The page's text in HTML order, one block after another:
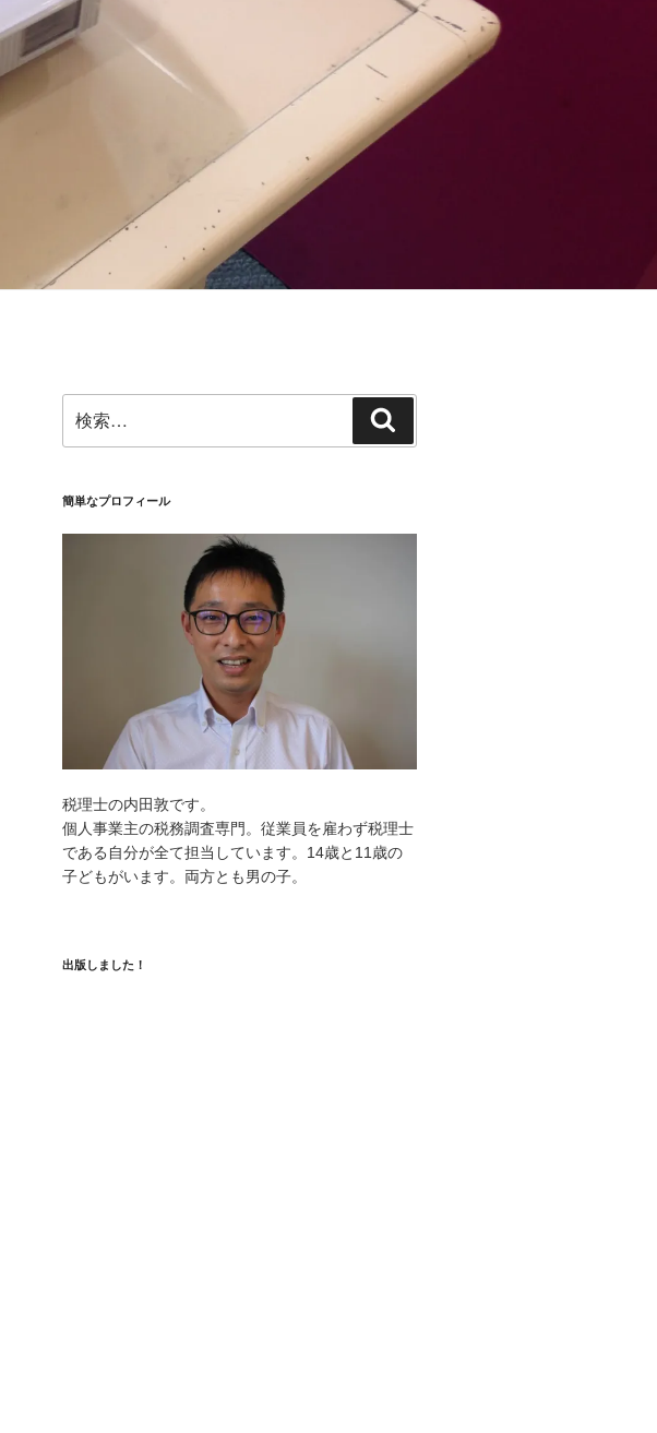
索:
索
簡単なプロフィール
税理士の内田敦です。
個人事業主の税務調査専門。従業員を雇わず税理士
である自分が全て担当しています。14歳と11歳の
子どもがいます。両方とも男の子。
出版しました！